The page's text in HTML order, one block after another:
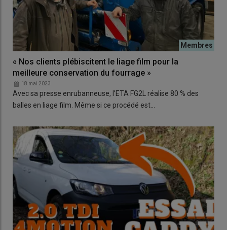
« Nos clients plébiscitent le liage film pour la
meilleure conservation du fourrage »
18 mai 2023
Avec sa presse enrubanneuse, l’ETA FG2L réalise 80 % des
balles en liage film. Même si ce procédé est…